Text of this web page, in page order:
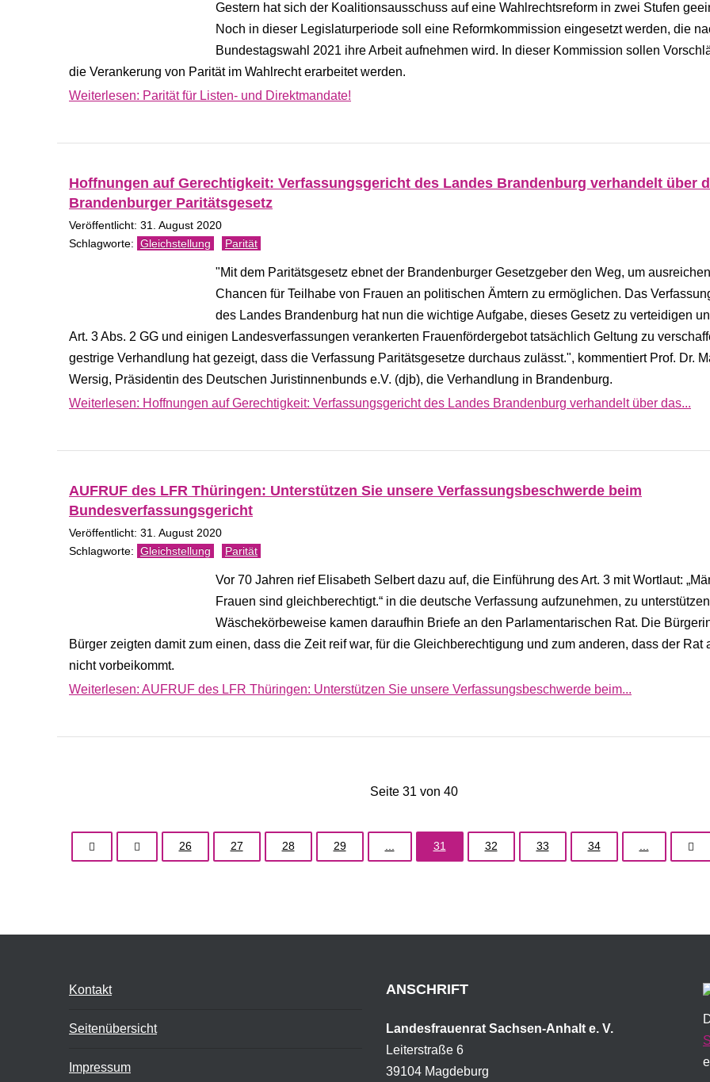
Gestern hat sich der Koalitionsausschuss auf eine Wahlrechtsreform in zwei Stufen
Noch in dieser Legislaturperiode soll eine Reformkommission eingesetzt werden, die
Bundestagswahl 2021 ihre Arbeit aufnehmen wird. In dieser Kommission sollen
die Verankerung von Parität im Wahlrecht erarbeitet werden.
Weiterlesen: Parität für Listen- und Direktmandate!
Hoffnungen auf Gerechtigkeit: Verfassungsgericht des Landes Brandenburg verhandelt über
Brandenburger Paritätsgesetz
Veröffentlicht: 31. August 2020
Gleichstellung Parität
"Mit dem Paritätsgesetz ebnet der Brandenburger Gesetzgeber den Weg, um
Chancen für Teilhabe von Frauen an politischen Ämtern zu ermöglichen. Das
des Landes Brandenburg hat nun die wichtige Aufgabe, dieses Gesetz zu verteidigen
Art. 3 Abs. 2 GG und einigen Landesverfassungen verankerten Frauenfördergebot tatsächlich Geltung zu
gestrige Verhandlung hat gezeigt, dass die Verfassung Paritätsgesetze durchaus zulässt.", kommentiert Prof. Dr.
Wersig, Präsidentin des Deutschen Juristinnenbunds e.V. (djb), die Verhandlung in Brandenburg.
Weiterlesen: Hoffnungen auf Gerechtigkeit: Verfassungsgericht des Landes Brandenburg verhandelt über das...
AUFRUF des LFR Thüringen: Unterstützen Sie unsere Verfassungsbeschwerde beim
Bundesverfassungsgericht
Veröffentlicht: 31. August 2020
Gleichstellung Parität
Vor 70 Jahren rief Elisabeth Selbert dazu auf, die Einführung des Art. 3 mit Wortlaut:
Frauen sind gleichberechtigt.“ in die deutsche Verfassung aufzunehmen, zu
Wäschekörbeweise kamen daraufhin Briefe an den Parlamentarischen Rat. Die
Bürger zeigten damit zum einen, dass die Zeit reif war, für die Gleichberechtigung und zum anderen, dass der Rat
nicht vorbeikommt.
Weiterlesen: AUFRUF des LFR Thüringen: Unterstützen Sie unsere Verfassungsbeschwerde beim...
Seite 31 von 40
26 27 28 29 ... 31 32 33 34 ...
Kontakt
Seitenübersicht
Impressum
ANSCHRIFT
Landesfrauenrat Sachsen-Anhalt e. V.
Leiterstraße 6
39104 Magdeburg